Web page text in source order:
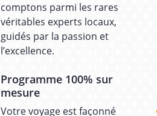
comptons parmi les rares
véritables experts locaux,
guidés par la passion et
l’excellence.
Programme 100% sur
mesure
Votre voyage est façonné